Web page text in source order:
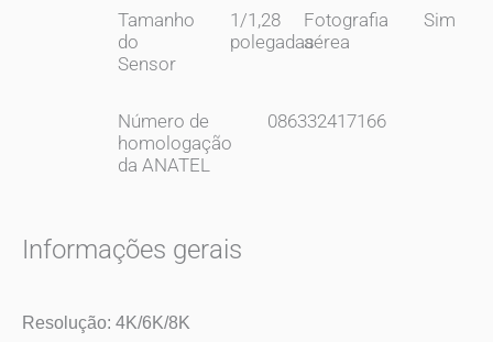
Tamanho
do
Sensor
1/1,28
polegadas
Fotografia
aérea
Sim
Número de
homologação
da ANATEL
086332417166
Informações gerais
Resolução: 4K/6K/8K